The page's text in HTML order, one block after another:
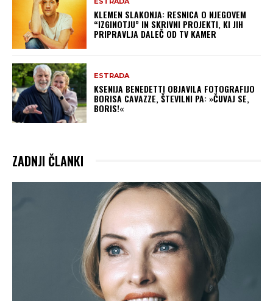
KLEMEN SLAKONJA: RESNICA O NJEGOVEM
“IZGINOTJU” IN SKRIVNI PROJEKTI, KI JIH
PRIPRAVLJA DALEČ OD TV KAMER
ESTRADA
KSENIJA BENEDETTI OBJAVILA FOTOGRAFIJO
BORISA CAVAZZE, ŠTEVILNI PA: »ČUVAJ SE,
BORIS!«
ZADNJI ČLANKI